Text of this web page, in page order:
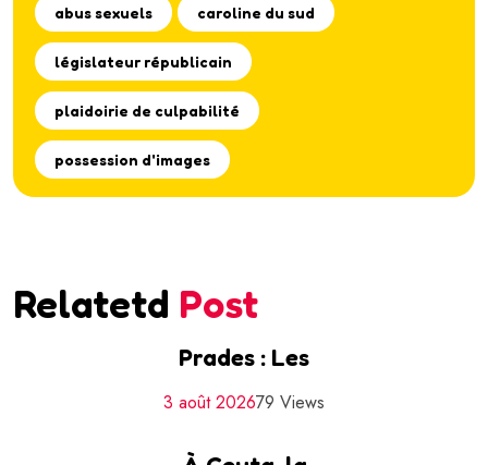
abus sexuels caroline du sud
législateur républicain
plaidoirie de culpabilité
possession d'images
Relatetd Post
Prades : Les
3 août 202679 Views